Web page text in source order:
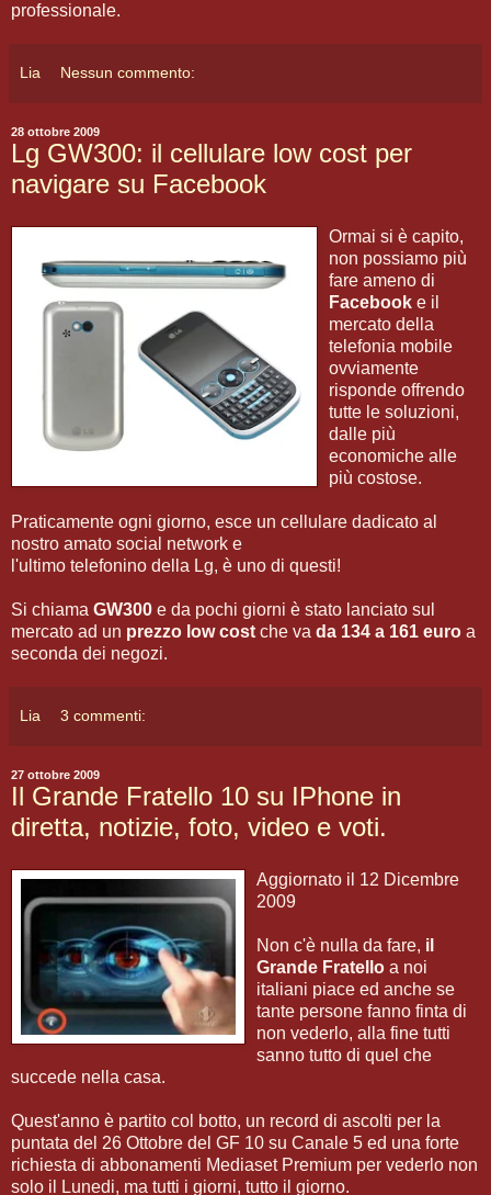
professionale.
Lia Nessun commento:
28 ottobre 2009
Lg GW300: il cellulare low cost per
navigare su Facebook
Ormai si è capito,
non possiamo più
fare ameno di
Facebook e il
mercato della
telefonia mobile
ovviamente
risponde offrendo
tutte le soluzioni,
dalle più
economiche alle
più costose.
Praticamente ogni giorno, esce un cellulare dadicato al
nostro amato social network e
l'ultimo telefonino della Lg, è uno di questi!
Si chiama GW300 e da pochi giorni è stato lanciato sul
mercato ad un prezzo low cost che va da 134 a 161 euro a
seconda dei negozi.
Lia 3 commenti:
27 ottobre 2009
Il Grande Fratello 10 su IPhone in
diretta, notizie, foto, video e voti.
Aggiornato il 12 Dicembre
2009
Non c'è nulla da fare, il
Grande Fratello a noi
italiani piace ed anche se
tante persone fanno finta di
non vederlo, alla fine tutti
sanno tutto di quel che
succede nella casa.
Quest'anno è partito col botto, un record di ascolti per la
puntata del 26 Ottobre del GF 10 su Canale 5 ed una forte
richiesta di abbonamenti Mediaset Premium per vederlo non
solo il Lunedi, ma tutti i giorni, tutto il giorno.